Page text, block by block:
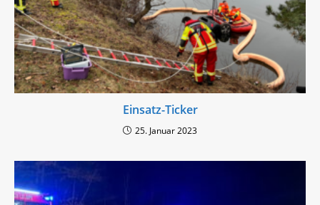
Einsatz-Ticker
25. Januar 2023